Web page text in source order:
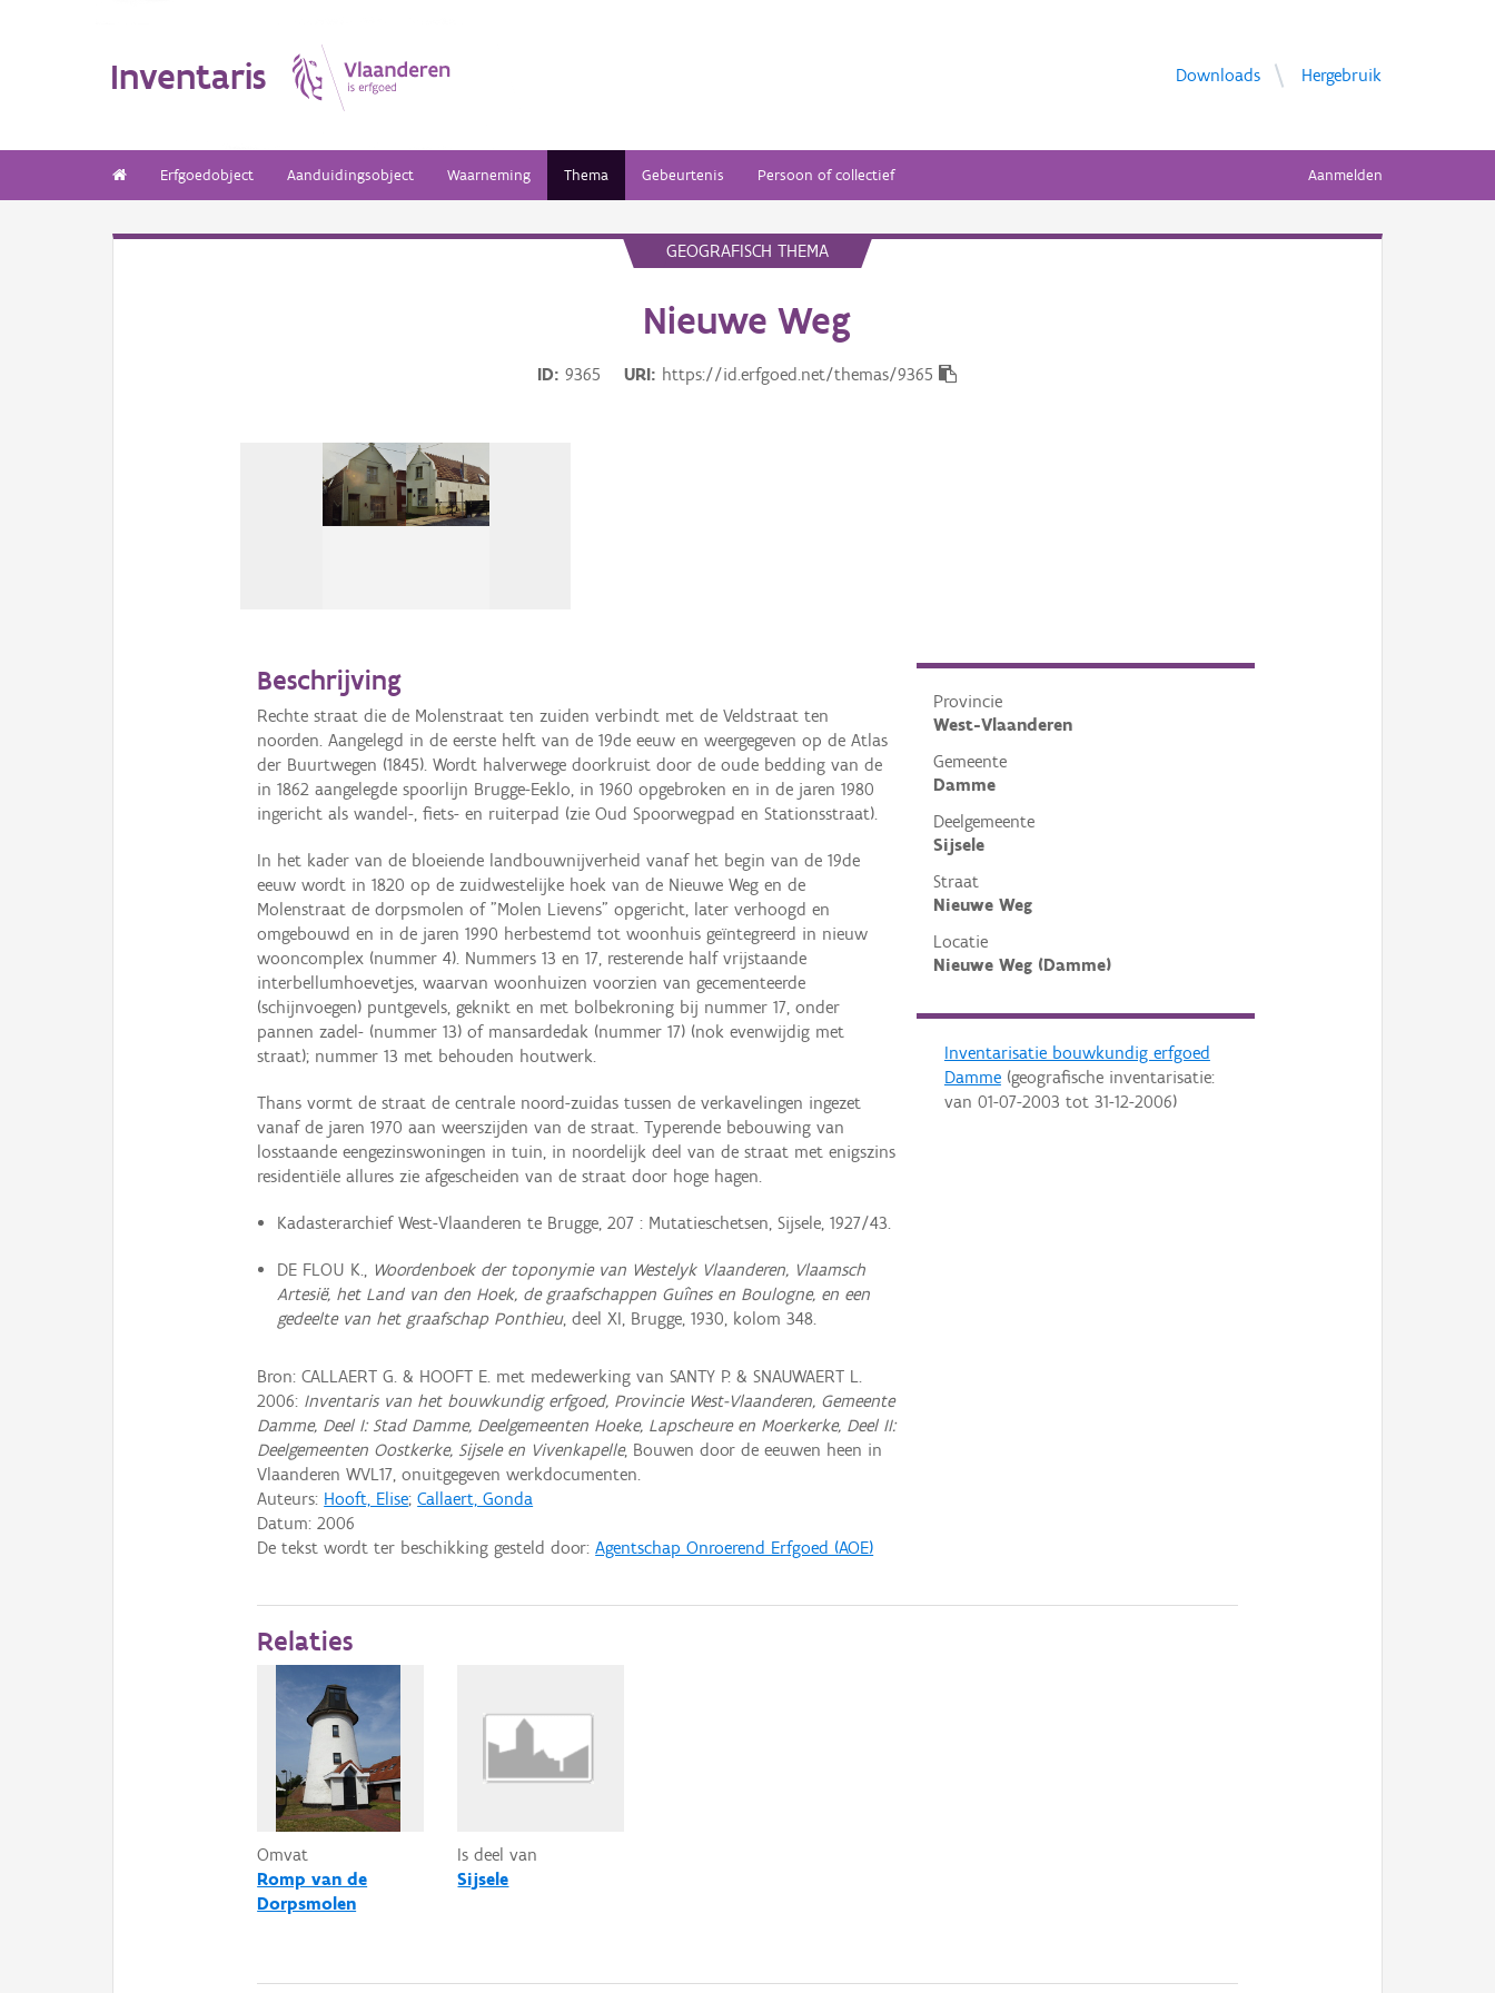
Inventaris Downloads Hergebruik
Erfgoedobject Aanduidingsobject Waarneming Thema Gebeurtenis Persoon of collectief Aanmelden
GEOGRAFISCH THEMA
Nieuwe Weg
ID 9365 URI https://id.erfgoed.net/themas/9365
Provincie
West-Vlaanderen
Gemeente
Damme
Deelgemeente
Sijsele
Straat
Nieuwe Weg
Locatie
Nieuwe Weg (Damme)
Inventarisatie bouwkundig erfgoed
Damme(geografische inventarisatie:
van 01-07-2003 tot 31-12-2006)
Beschrijving
Rechte straat die de Molenstraat ten zuiden verbindt met de Veldstraat ten
noorden. Aangelegd in de eerste helft van de 19de eeuw en weergegeven op de Atlas
der Buurtwegen (1845). Wordt halverwege doorkruist door de oude bedding van de
in 1862 aangelegde spoorlijn Brugge-Eeklo, in 1960 opgebroken en in de jaren 1980
ingericht als wandel-, fiets- en ruiterpad (zie Oud Spoorwegpad en Stationsstraat).
In het kader van de bloeiende landbouwnijverheid vanaf het begin van de 19de
eeuw wordt in 1820 op de zuidwestelijke hoek van de Nieuwe Weg en de
Molenstraat de dorpsmolen of "Molen Lievens" opgericht, later verhoogd en
omgebouwd en in de jaren 1990 herbestemd tot woonhuis geïntegreerd in nieuw
wooncomplex (nummer 4). Nummers 13 en 17, resterende half vrijstaande
interbellumhoevetjes, waarvan woonhuizen voorzien van gecementeerde
(schijnvoegen) puntgevels, geknikt en met bolbekroning bij nummer 17, onder
pannen zadel- (nummer 13) of mansardedak (nummer 17) (nok evenwijdig met
straat); nummer 13 met behouden houtwerk.
Thans vormt de straat de centrale noord-zuidas tussen de verkavelingen ingezet
vanaf de jaren 1970 aan weerszijden van de straat. Typerende bebouwing van
losstaande eengezinswoningen in tuin, in noordelijk deel van de straat met enigszins
residentiële allures zie afgescheiden van de straat door hoge hagen.
Kadasterarchief West-Vlaanderen te Brugge, 207 : Mutatieschetsen, Sijsele, 1927/43.
DE FLOU K., Woordenboek der toponymie van Westelyk Vlaanderen, Vlaamsch
Artesië, het Land van den Hoek, de graafschappen Guînes en Boulogne, en een
gedeelte van het graafschap Ponthieu, deel XI, Brugge, 1930, kolom 348.
Bron: CALLAERT G. & HOOFT E. met medewerking van SANTY P. & SNAUWAERT L.
2006: Inventaris van het bouwkundig erfgoed, Provincie West-Vlaanderen, Gemeente
Damme, Deel I: Stad Damme, Deelgemeenten Hoeke, Lapscheure en Moerkerke, Deel II:
Deelgemeenten Oostkerke, Sijsele en Vivenkapelle, Bouwen door de eeuwen heen in
Vlaanderen WVL17, onuitgegeven werkdocumenten.
Auteurs: Hooft, Elise;Callaert, Gonda
Datum:2006
De tekst wordt ter beschikking gesteld door:Agentschap Onroerend Erfgoed (AOE)
Relaties
Omvat
Romp van de
Dorpsmolen
Is deel van
Sijsele